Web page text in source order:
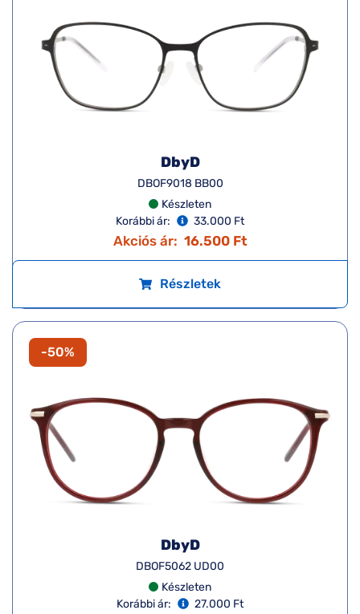
DbyD
DBOF9018 BB00
Készleten
Korábbi ár:
33.000 Ft
Akciós ár: 16.500 Ft
Részletek
-50%
DbyD
DBOF5062 UD00
Készleten
Korábbi ár:
27.000 Ft